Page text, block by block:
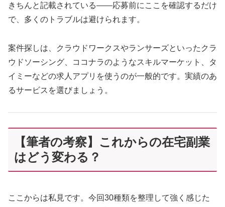
きちんと記載されている——応募前にここを確認するだけ
で、多くのトラブルは避けられます。
案件探しは、クラウドワークスやランサーズといったクラ
ウドソーシング、ココナラのようなスキルマーケット、タ
イミーなどの求人アプリを使うのが一般的です。実績のあ
るサービスを選びましょう。
【筆者の考察】これからの在宅副業
はどう変わる？
ここからは私見です。今回30種類を整理して強く感じた